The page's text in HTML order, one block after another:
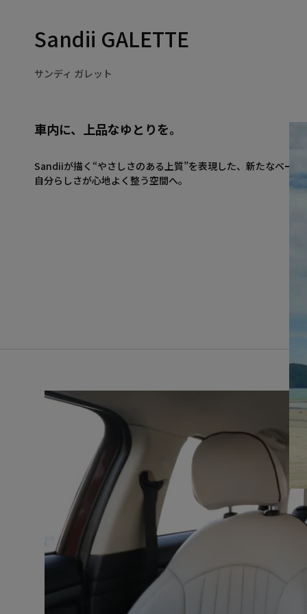
Sandii GALETTE
サンディ ガレット
車内に、上品なゆとりを。
Sandiiが描く“やさしさのある上質”を表現した、新たなベーシ
自分らしさが心地よく整う空間へ。